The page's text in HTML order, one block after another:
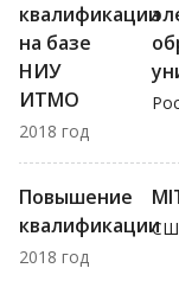
квалификации
на базе
НИУ
ИТМО
2018 год
Повышение
квалификации
2018 год